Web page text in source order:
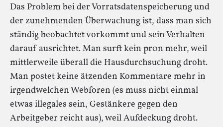
Das Problem bei der Vorratsdatenspeicherung und
der zunehmenden Überwachung ist, dass man sich
ständig beobachtet vorkommt und sein Verhalten
darauf ausrichtet. Man surft kein pr0n mehr, weil
mittlerweile überall die Hausdurchsuchung droht.
Man postet keine ätzenden Kommentare mehr in
irgendwelchen Webforen (es muss nicht einmal
etwas illegales sein, Gestänkere gegen den
Arbeitgeber reicht aus), weil Aufdeckung droht.